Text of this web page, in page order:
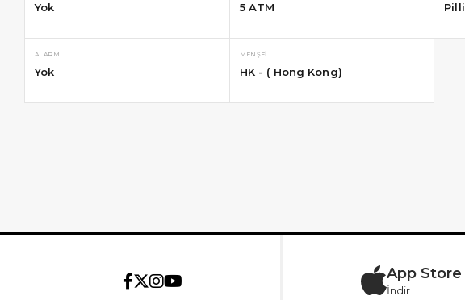
Yok 5 ATM Pilli
ALARM
Yok
MENŞEI
HK - ( Hong Kong)
App Store
İndir